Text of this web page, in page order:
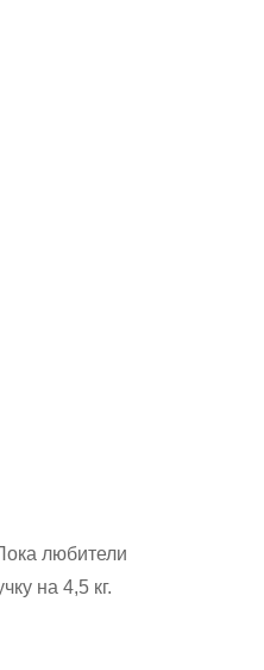
любители
на 4,5 кг.